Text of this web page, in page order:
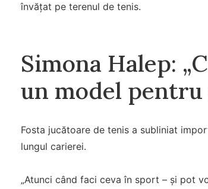
învățat pe terenul de tenis.
Simona Halep:
un model pentru
Fosta jucătoare de tenis a subliniat
lungul carierei.
„Atunci când faci ceva în sport – și pot